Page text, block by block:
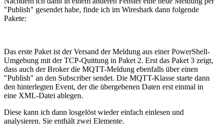
"Publish" gesendet habe, finde ich im Wireshark dann folgende
Pakete:
Das erste Paket ist der Versand der Meldung aus einer PowerShell-
Umgebung mit der TCP-Quittung in Paket 2. Erst das Paket 3 zeigt,
dass auch der Broker die MQTT-Meldung ebenfalls über einen
"Publish" an den Subscriber sendet. Die MQTT-Klasse starte dann
den hinterlegten Event, der die übergebenen Daten erst einmal in
eine XML-Datei ablegen.
Diese kann ich dann losgelöst wieder einfach einlesen und
analysieren. Sie enthält zwei Elemente.